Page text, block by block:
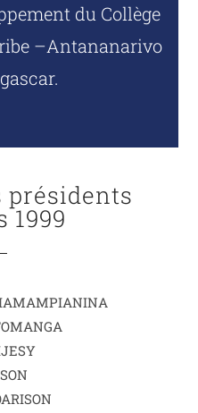
du Collège
–Antananarivo
présidents
1999